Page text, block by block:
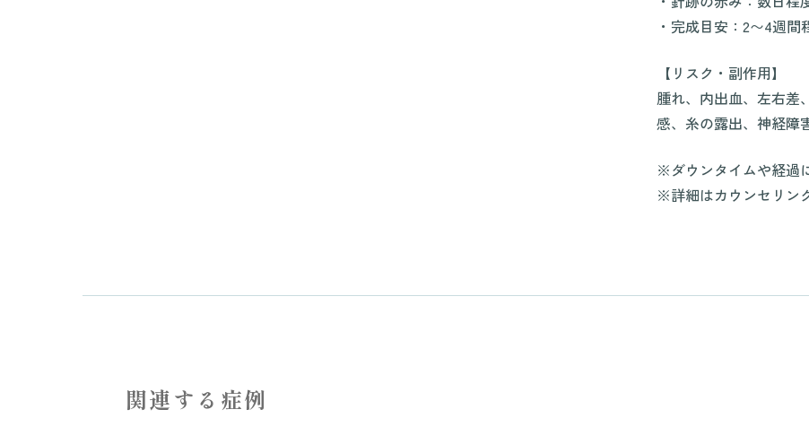
・完成目安：2〜4週間
【リスク・副作用】
腫れ、内出血、左右差
感、糸の露出、神経障
※ダウンタイムや経過
※詳細はカウンセリン
関連する症例